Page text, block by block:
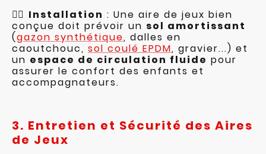
👷‍♂️ Installation : Une aire de jeux bien
conçue doit prévoir un sol amortissant
(gazon synthétique, dalles en
caoutchouc, sol coulé EPDM, gravier...) et
un espace de circulation fluide pour
assurer le confort des enfants et
accompagnateurs.
3. Entretien et Sécurité des Aires
de Jeux